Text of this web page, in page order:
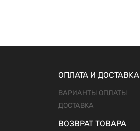
ОПЛАТА И ДОСТАВКА
ВАРИАНТЫ ОПЛАТЫ
ДОСТАВКА
ВОЗВРАТ ТОВАРА